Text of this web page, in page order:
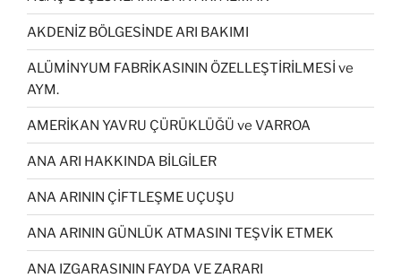
AKDENİZ BÖLGESİNDE ARI BAKIMI
ALÜMİNYUM FABRİKASININ ÖZELLEŞTİRİLMESİ ve
AYM.
AMERİKAN YAVRU ÇÜRÜKLÜĞÜ ve VARROA
ANA ARI HAKKINDA BİLGİLER
ANA ARININ ÇİFTLEŞME UÇUŞU
ANA ARININ GÜNLÜK ATMASINI TEŞVİK ETMEK
ANA IZGARASININ FAYDA VE ZARARI